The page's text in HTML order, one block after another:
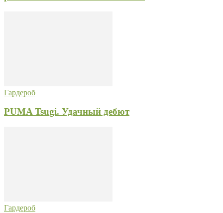
Гардероб
PUMA Tsugi. Удачный дебют
Гардероб